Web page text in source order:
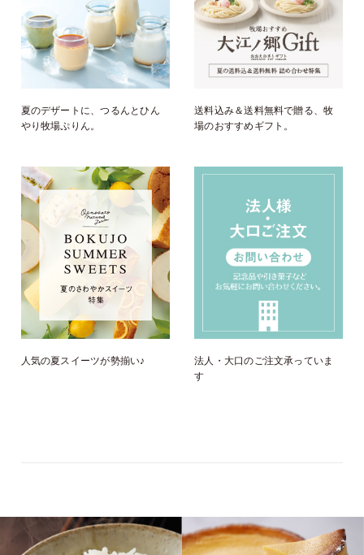
夏のデザートに、つるんとひん
やり牧場ぷりん。
送料込み＆送料無料で贈る、牧
場のおすすめギフト。
人気の夏スイーツが勢揃い♪
法人・大口のご注文承っていま
す